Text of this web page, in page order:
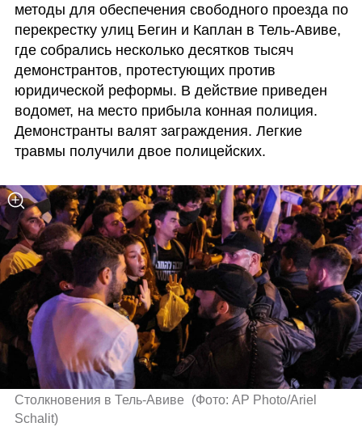
методы для обеспечения свободного проезда по
перекрестку улиц Бегин и Каплан в Тель-Авиве,
где собрались несколько десятков тысяч
демонстрантов, протестующих против
юридической реформы. В действие приведен
водомет, на место прибыла конная полиция.
Демонстранты валят заграждения. Легкие
травмы получили двое полицейских.
Столкновения в Тель-Авиве (Фото: AP Photo/Ariel
Schalit)